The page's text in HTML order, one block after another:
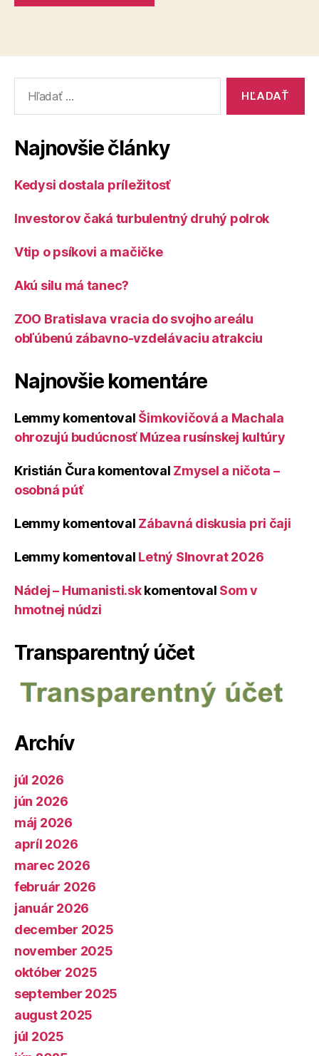
Najnovšie články
Kedysi dostala príležitosť
Investorov čaká turbulentný druhý polrok
Vtip o psíkovi a mačičke
Akú silu má tanec?
ZOO Bratislava vracia do svojho areálu
obľúbenú zábavno-vzdelávaciu atrakciu
Najnovšie komentáre
Lemmy komentoval Šimkovičová a Machala
ohrozujú budúcnosť Múzea rusínskej kultúry
Kristián Čura komentoval Zmysel a ničota –
osobná púť
Lemmy komentoval Zábavná diskusia pri čaji
Lemmy komentoval Letný Slnovrat 2026
Nádej – Humanisti.skkomentoval Som v
hmotnej núdzi
Transparentný účet
Archív
júl 2026
jún 2026
máj 2026
apríl 2026
marec 2026
február 2026
január 2026
december 2025
november 2025
október 2025
september 2025
august 2025
júl 2025